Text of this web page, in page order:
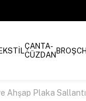
ÇANTA-
CÜZDANBROŞ
Ahşap Plaka